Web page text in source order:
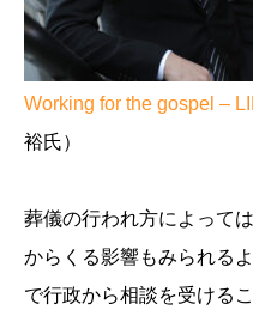
Working for the gospel –
裕氏）
葬儀の行われ方によって
からくる影響もみられる
で行政から相談を受ける